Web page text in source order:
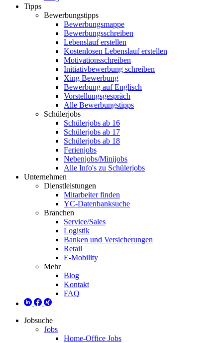
Tipps
Bewerbungstipps
Bewerbungsmappe
Bewerbungsschreiben
Lebenslauf erstellen
Kostenlosen Lebenslauf erstellen
Motivationsschreiben
Initiativbewerbung schreiben
Xing Bewerbung
Bewerbung auf Englisch
Vorstellungsgespräch
Alle Bewerbungstipps
Schülerjobs
Schülerjobs ab 16
Schülerjobs ab 17
Schülerjobs ab 18
Ferienjobs
Nebenjobs/Minijobs
Alle Info's zu Schülerjobs
Unternehmen
Dienstleistungen
Mitarbeiter finden
YC-Datenbanksuche
Branchen
Service/Sales
Logistik
Banken und Versicherungen
Retail
E-Mobility
Mehr
Blog
Kontakt
FAQ
Jobsuche
Jobs
Home-Office Jobs